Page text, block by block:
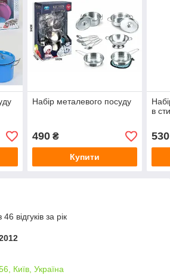
Набір металевого посуду
490₴
Купити
в
530
відгуків за рік
Київ, Україна